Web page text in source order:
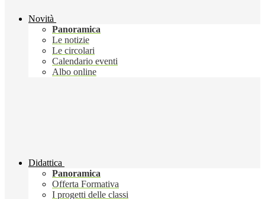
Novità
Panoramica
Le notizie
Le circolari
Calendario eventi
Albo online
Didattica
Panoramica
Offerta Formativa
I progetti delle classi